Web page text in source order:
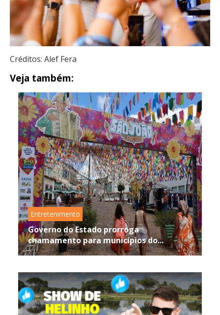
Créditos: Alef Fera
Veja também:
Entretenimento
Governo do Estado prorroga
chamamento para municípios do...